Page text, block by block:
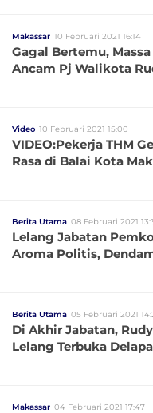
Makassar 10 Februari 2021 16:14
Gagal Bertemu,
Ancam Pj Walikota
Video 10 Februari 2021 15:00
VIDEO:Pekerja THM
Rasa di Balai Kota
Berita Utama 08 Februari 2021
Lelang Jabatan
Aroma Politis,
Berita Utama 05 Februari 2021
Di Akhir Jabatan,
Lelang Terbuka
Makassar 04 Februari 2021 17:47